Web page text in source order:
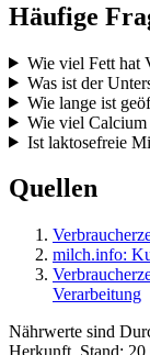
Häufige
Wie viel Fett hat
Was ist der
Wie lange ist
Wie viel
Ist laktosefreie
Quellen
milch.info:
Verarbeitung
Nährwerte sind